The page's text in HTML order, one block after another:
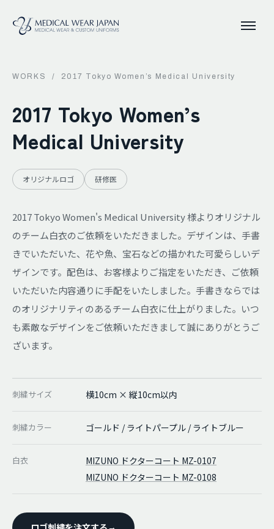
WORKS / 2017 Tokyo Women’s Medical University
2017 Tokyo Women’s
Medical University
オリジナルロゴ 研修医
2017 Tokyo Women's Medical University 様よりオリジナル
のチーム白衣のご依頼をいただきました。デザインは、手書
きでいただいた、花や魚、宝石などの描かれた可愛らしいデ
ザインです。配色は、お客様よりご指定をいただき、ご依頼
いただいた内容通りに手配をいたしました。手書きならでは
のオリジナリティのあるチーム白衣に仕上がりました。いつ
も素敵なデザインをご依頼いただきまして誠にありがとうご
ざいます。
刺繍サイズ 横10cm × 縦10cm以内
刺繍カラー ゴールド / ライトパープル / ライトブルー
白衣
MIZUNO ドクターコート MZ-0107
MIZUNO ドクターコート MZ-0108